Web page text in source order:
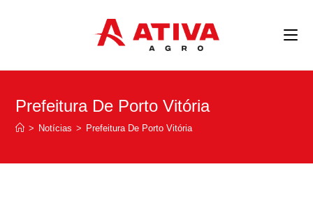
Prefeitura De Porto Vitória
> Notícias > Prefeitura De Porto Vitória